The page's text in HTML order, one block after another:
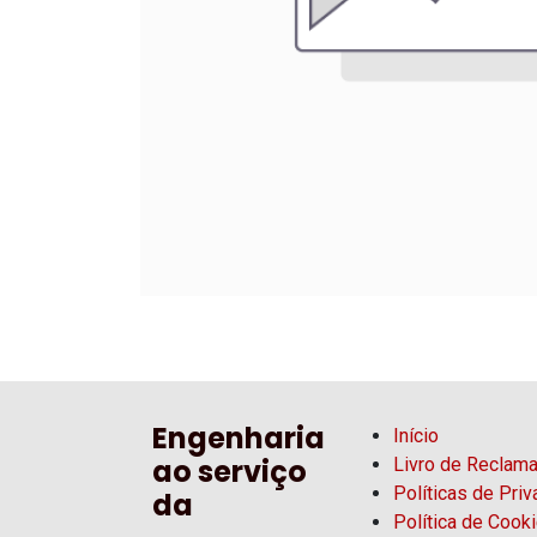
Engenharia
ao serviço
da
Início
Livro de
Políticas de
Política de